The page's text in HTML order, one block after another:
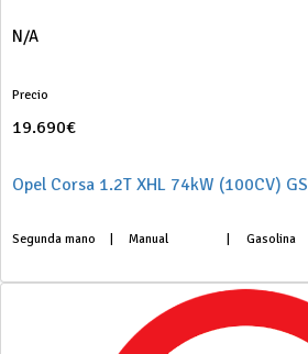
N/A
Precio
19.690€
Opel Corsa 1.2T XHL 74kW (100CV) GS
Segunda mano Manual Gasolina